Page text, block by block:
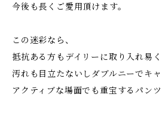
今後も長くご愛用頂けます。
この迷彩なら、
抵抗ある方もデイリーに取り入れ易く
汚れも目立たないしダブルニーでキ
アクティブな場面でも重宝するパンツ